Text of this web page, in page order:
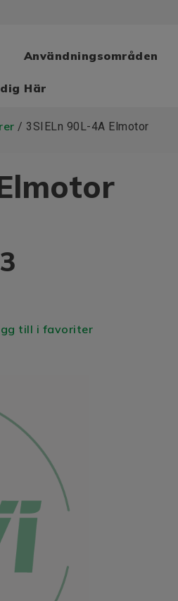
Användningsområden
Här
/ 3SIELn 90L-4A Elmotor
till i favoriter